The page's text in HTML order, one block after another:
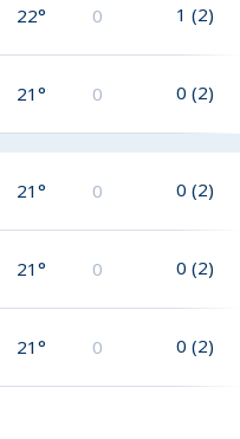
22° 0 1 (2)
21° 0 0 (2)
21° 0 0 (2)
21° 0 0 (2)
21° 0 0 (2)